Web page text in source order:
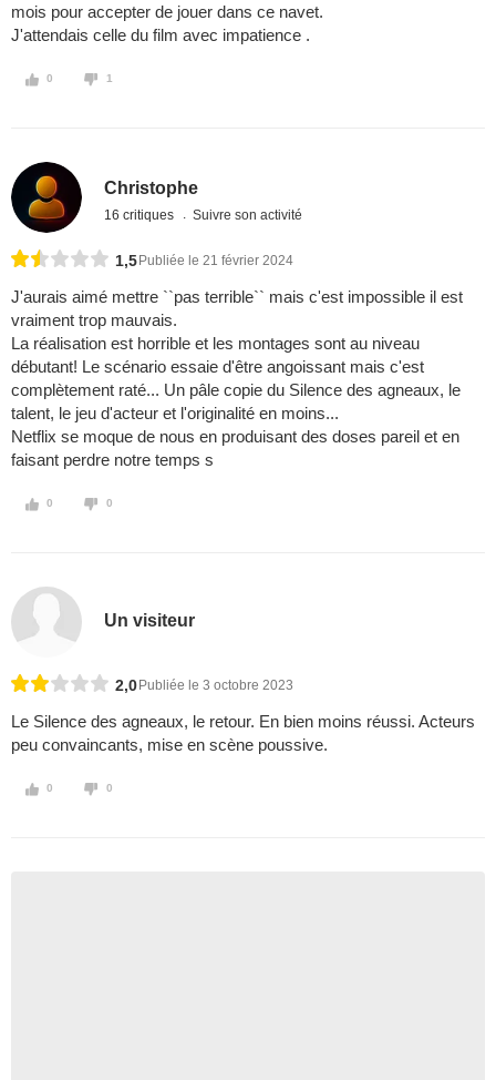
mois pour accepter de jouer dans ce navet.
J'attendais celle du film avec impatience .
0 1
Christophe
16 critiques Suivre son activité
1,5 Publiée le 21 février 2024
J'aurais aimé mettre ``pas terrible`` mais c'est impossible il est
vraiment trop mauvais.
La réalisation est horrible et les montages sont au niveau
débutant! Le scénario essaie d'être angoissant mais c'est
complètement raté... Un pâle copie du Silence des agneaux, le
talent, le jeu d'acteur et l'originalité en moins...
Netflix se moque de nous en produisant des doses pareil et en
faisant perdre notre temps s
0 0
Un visiteur
2,0 Publiée le 3 octobre 2023
Le Silence des agneaux, le retour. En bien moins réussi. Acteurs
peu convaincants, mise en scène poussive.
0 0